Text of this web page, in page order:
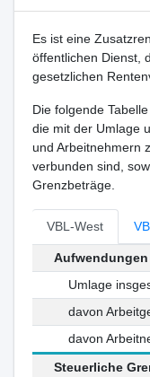
Es ist eine
öffentlichen Dienst,
gesetzlichen
Die folgende
die mit der Umlage
und Arbeitnehmern
verbunden sind,
Grenzbeträge.
VBL-West
Umlage
davon
davon
Steuerliche